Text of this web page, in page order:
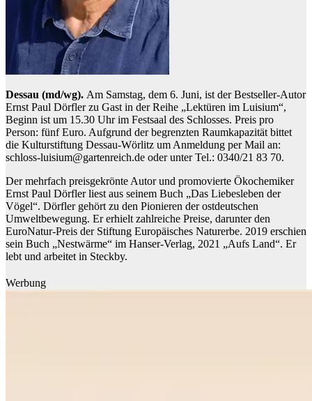
Dessau (md/wg). Am Samstag, dem 6. Juni, ist der Bestseller-Autor
Ernst Paul Dörfler zu Gast in der Reihe „Lektüren im Luisium“,
Beginn ist um 15.30 Uhr im Festsaal des Schlosses. Preis pro
Person: fünf Euro. Aufgrund der begrenzten Raumkapazität bittet
die Kulturstiftung Dessau-Wörlitz um Anmeldung per Mail an:
schloss-luisium@gartenreich.de oder unter Tel.: 0340/21 83 70.
Der mehrfach preisgekrönte Autor und promovierte Ökochemiker
Ernst Paul Dörfler liest aus seinem Buch „Das Liebesleben der
Vögel“. Dörfler gehört zu den Pionieren der ostdeutschen
Umweltbewegung. Er erhielt zahlreiche Preise, darunter den
EuroNatur-Preis der Stiftung Europäisches Naturerbe. 2019 erschien
sein Buch „Nestwärme“ im Hanser-Verlag, 2021 „Aufs Land“. Er
lebt und arbeitet in Steckby.
Werbung